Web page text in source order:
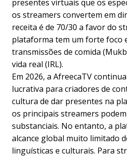
presentes virtuais que os
os streamers convertem em
receita é de 70/30 a favor do
plataforma tem um forte foco
transmissões de comida
vida real (IRL).
Em 2026, a AfreecaTV
lucrativa para criadores de
cultura de dar presentes na
os principais streamers
substanciais. No entanto, a
alcance global muito limitado
linguísticas e culturais. Para